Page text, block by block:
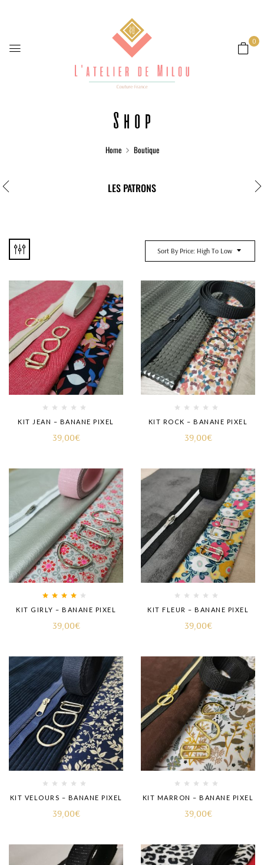
0
Shop
Home Boutique
LES PATRONS
Sort By Price: High To Low
KIT JEAN – BANANE PIXEL
39,00€
KIT ROCK – BANANE PIXEL
39,00€
Rated4.00
out of 5
KIT GIRLY – BANANE PIXEL
39,00€
KIT FLEUR – BANANE PIXEL
39,00€
KIT VELOURS – BANANE PIXEL
39,00€
KIT MARRON – BANANE PIXEL
39,00€